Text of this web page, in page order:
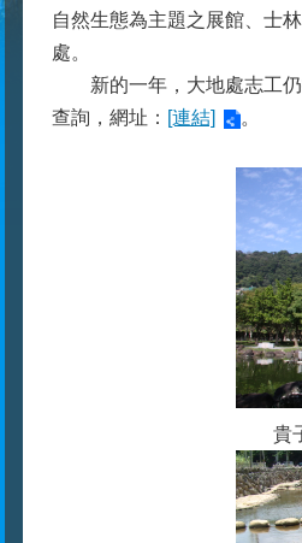
自然生態為主題之展館、士
處。
新的一年，大地處志工仍
查詢，網址：
[連結] 。
貴